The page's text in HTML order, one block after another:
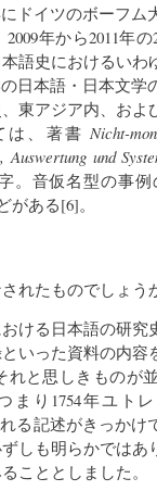
ドイツのボーフ
年から2011年
語史におけるいわ
日本語・日本文
東アジア内、お
は、著書 Nicht-
Auswertung und
。音仮名型の事
がある[6]。
れたものでしょう
ける日本語の研
いった資料の内
れと思しきものが
まり1754年ユト
る記述がきっかけ
しも明らかではあ
こととしました。